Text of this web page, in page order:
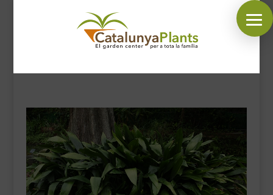
SÍGUENOS EN:
PLANTAS
COMPLEMENTOS JARDÍN
MASCOTAS